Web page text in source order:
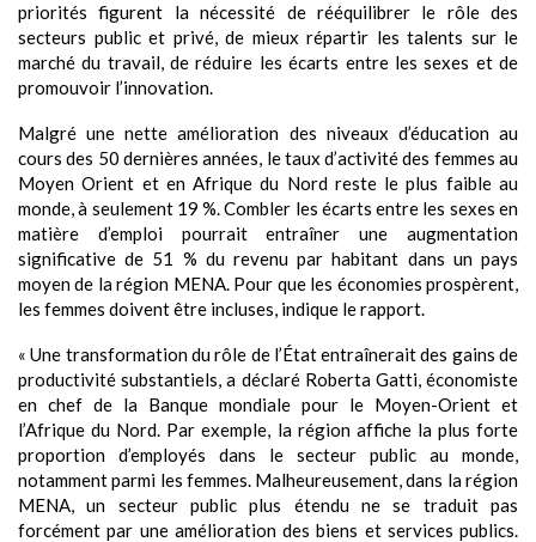
priorités figurent la nécessité de rééquilibrer le rôle des
secteurs public et privé, de mieux répartir les talents sur le
marché du travail, de réduire les écarts entre les sexes et de
promouvoir l’innovation.
Malgré une nette amélioration des niveaux d’éducation au
cours des 50 dernières années, le taux d’activité des femmes au
Moyen Orient et en Afrique du Nord reste le plus faible au
monde, à seulement 19 %. Combler les écarts entre les sexes en
matière d’emploi pourrait entraîner une augmentation
significative de 51 % du revenu par habitant dans un pays
moyen de la région MENA. Pour que les économies prospèrent,
les femmes doivent être incluses, indique le rapport.
« Une transformation du rôle de l’État entraînerait des gains de
productivité substantiels, a déclaré Roberta Gatti, économiste
en chef de la Banque mondiale pour le Moyen-Orient et
l’Afrique du Nord. Par exemple, la région affiche la plus forte
proportion d’employés dans le secteur public au monde,
notamment parmi les femmes. Malheureusement, dans la région
MENA, un secteur public plus étendu ne se traduit pas
forcément par une amélioration des biens et services publics.